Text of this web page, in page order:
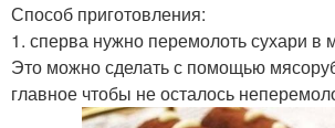
Способ приготовления:
1. сперва нужно перемолоть сухари в
Это можно сделать с помощью
главное чтобы не осталось